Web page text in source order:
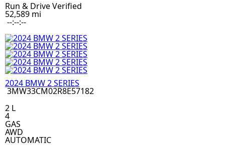
Run & Drive Verified
52,589 mi
--:--:--
2024 BMW 2 SERIES
3MW33CM02R8E57182
2 L
4
GAS
AWD
AUTOMATIC